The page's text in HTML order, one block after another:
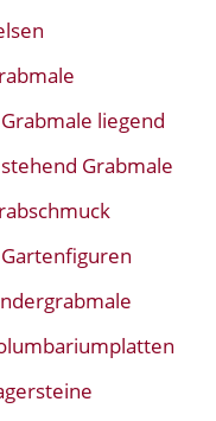
Grabmale liegend
stehend Grabmale
Gartenfiguren